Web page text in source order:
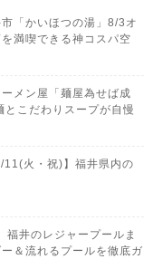
「かいほつの湯」8/3オ
満喫できる神コスパ空
メン屋「麺屋為せば成
こだわりスープが自慢
11(火・祝)】福井県内の
福井のレジャープールま
＆流れるプールを徹底ガ